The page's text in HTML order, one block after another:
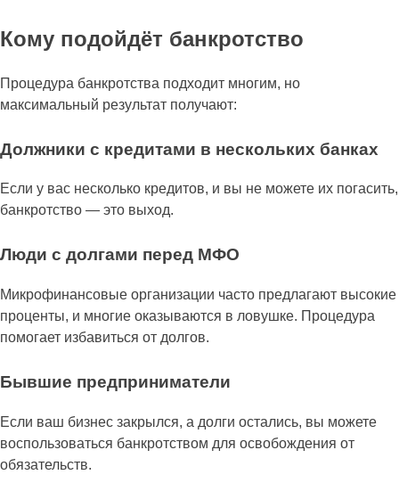
Кому подойдёт банкротство
Процедура банкротства подходит многим, но
максимальный результат получают:
Должники с кредитами в нескольких банках
Если у вас несколько кредитов, и вы не можете их погасить,
банкротство — это выход.
Люди с долгами перед МФО
Микрофинансовые организации часто предлагают высокие
проценты, и многие оказываются в ловушке. Процедура
помогает избавиться от долгов.
Бывшие предприниматели
Если ваш бизнес закрылся, а долги остались, вы можете
воспользоваться банкротством для освобождения от
обязательств.